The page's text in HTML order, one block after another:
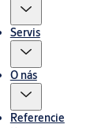
Servis
O nás
Referencie